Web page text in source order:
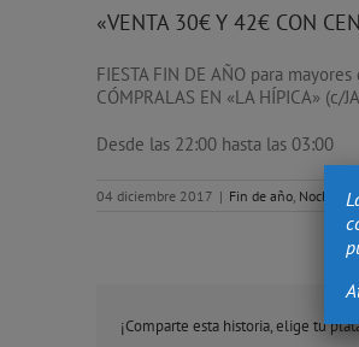
«VENTA 30€ Y 42€ CON
FIESTA FIN DE AÑO para
CÓMPRALAS EN «LA HÍPICA» (c/
Desde las 22:00 hasta las 03:00
04 diciembre 2017 | Fin de año, Noche
¡Comparte esta historia, elige tu